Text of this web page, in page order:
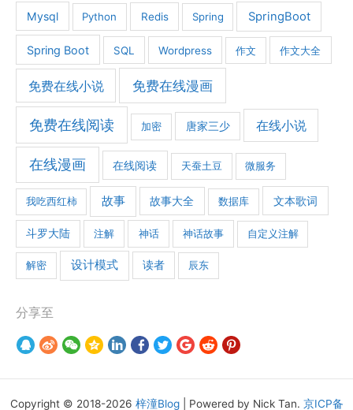
Mysql Python Redis Spring SpringBoot
Spring Boot SQL Wordpress 作文 作文大全
免费在线小说 免费在线漫画
免费在线阅读 加密 唐家三少 在线小说
在线漫画 在线阅读 天蚕土豆 微服务
我吃西红柿 故事 故事大全 数据库 文本歌词
斗罗大陆 注解 神话 神话故事 自定义注解
解密 设计模式 读者 辰东
分享至
Copyright © 2018-2026 梓潼Blog| Powered by Nick Tan. 京ICP备